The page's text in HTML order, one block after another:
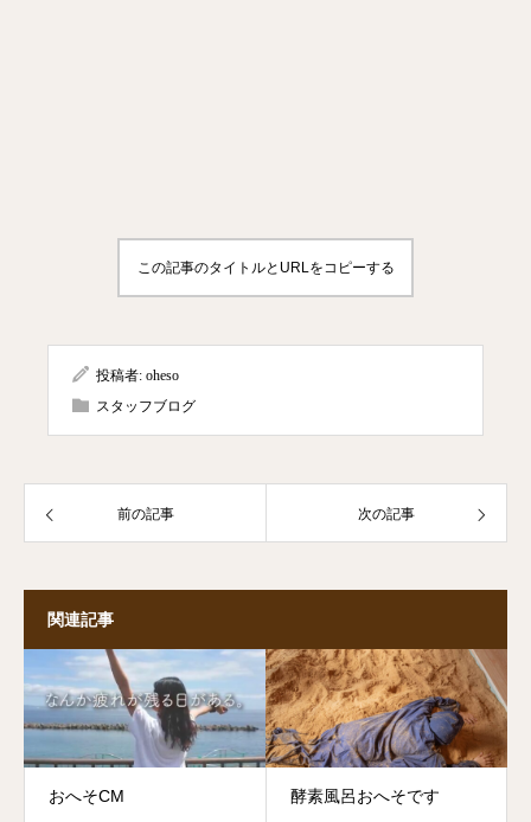
この記事のタイトルとURLをコピーする
投稿者: oheso
スタッフブログ
前の記事 次の記事
関連記事
おへそCM 酵素風呂おへそです